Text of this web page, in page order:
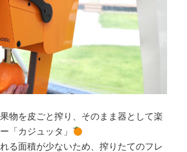
物を皮ごと搾り、そのまま器として楽
「カジュッタ」
る面積が少ないため、搾りたてのフレ